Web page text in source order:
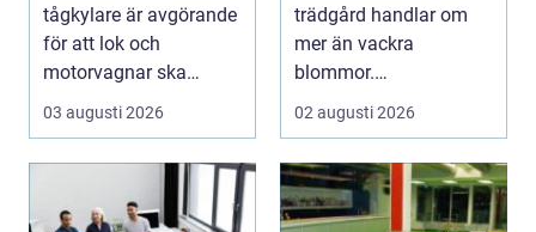
tågkylare är avgörande
för att lok och
motorvagnar ska
kunna leverera pålitlig
03 augusti 2026
trädgård handlar om
mer än vackra
blommor.
trädgårdsdesign
och ...
02 augusti 2026